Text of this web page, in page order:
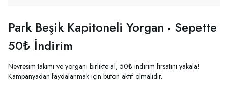
Park Beşik Kapitoneli Yorgan - Sepette
50₺ İndirim
Nevresim takımı ve yorganı birlikte al, 50₺ indirim fırsatını yakala!
Kampanyadan faydalanmak için buton aktif olmalıdır.